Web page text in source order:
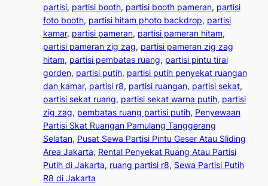
partisi, partisi booth, partisi booth pameran, partisi
foto booth, partisi hitam photo backdrop, partisi
kamar, partisi pameran, partisi pameran hitam
partisi pameran zig zag, partisi pameran zig zag
hitam, partisi pembatas ruang, partisi pintu tirai
gorden, partisi putih, partisi putih penyekat ruangan
dan kamar, partisi r8, partisi ruangan, partisi sekat
partisi sekat ruang, partisi sekat warna putih, partisi
zig zag, pembatas ruang partisi putih, Penyewaan
Partisi Skat Ruangan Pamulang Tanggerang
Selatan, Pusat Sewa Partisi Pintu Geser Atau Sliding
Area Jakarta, Rental Penyekat Ruang Atau Partisi
Putih di Jakarta, ruang partisi r8, Sewa Partisi Putih
R8 di Jakarta